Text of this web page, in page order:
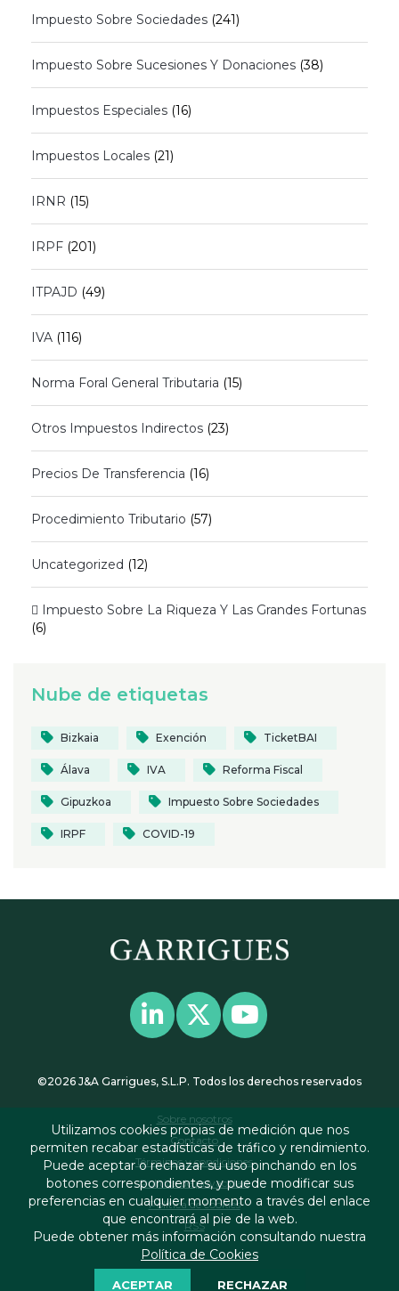
Impuesto Sobre Sociedades (241)
Impuesto Sobre Sucesiones Y Donaciones (38)
Impuestos Especiales (16)
Impuestos Locales (21)
IRNR (15)
IRPF (201)
ITPAJD (49)
IVA (116)
Norma Foral General Tributaria (15)
Otros Impuestos Indirectos (23)
Precios De Transferencia (16)
Procedimiento Tributario (57)
Uncategorized (12)
 Impuesto Sobre La Riqueza Y Las Grandes Fortunas
(6)
Nube de etiquetas
Bizkaia Exención TicketBAI
Álava IVA Reforma Fiscal
Gipuzkoa Impuesto Sobre Sociedades
IRPF COVID-19
©2026 J&A Garrigues, S.L.P. Todos los derechos reservados
Sobre nosotros
Contacto
Términos y condiciones
Política de privacidad
Política de cookies
RSS
Utilizamos cookies propias de medición que nos
permiten recabar estadísticas de tráfico y rendimiento.
Puede aceptar o rechazar su uso pinchando en los
botones correspondientes, y puede modificar sus
preferencias en cualquier momento a través del enlace
que encontrará al pie de la web.
Puede obtener más información consultando nuestra
Política de Cookies
ACEPTAR RECHAZAR